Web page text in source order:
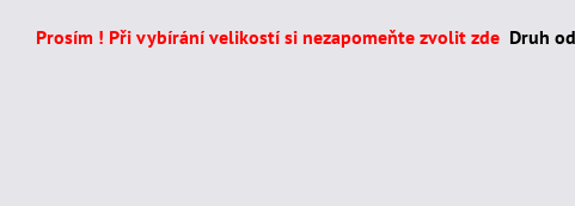
Prosím ! Při vybírání velikostí si nezapomeňte zvolit zde Druh